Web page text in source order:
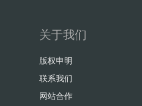
关于我们
版权申明
联系我们
网站合作